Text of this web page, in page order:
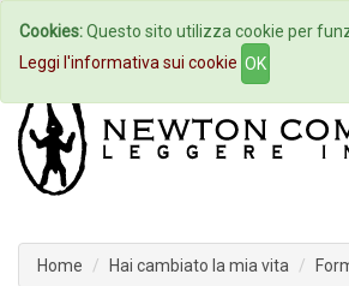
Home Autori
Home Hai cambiato la mia vita
Cookies:Questo sito utilizza cookie per
Leggi l'informativa sui cookie OK